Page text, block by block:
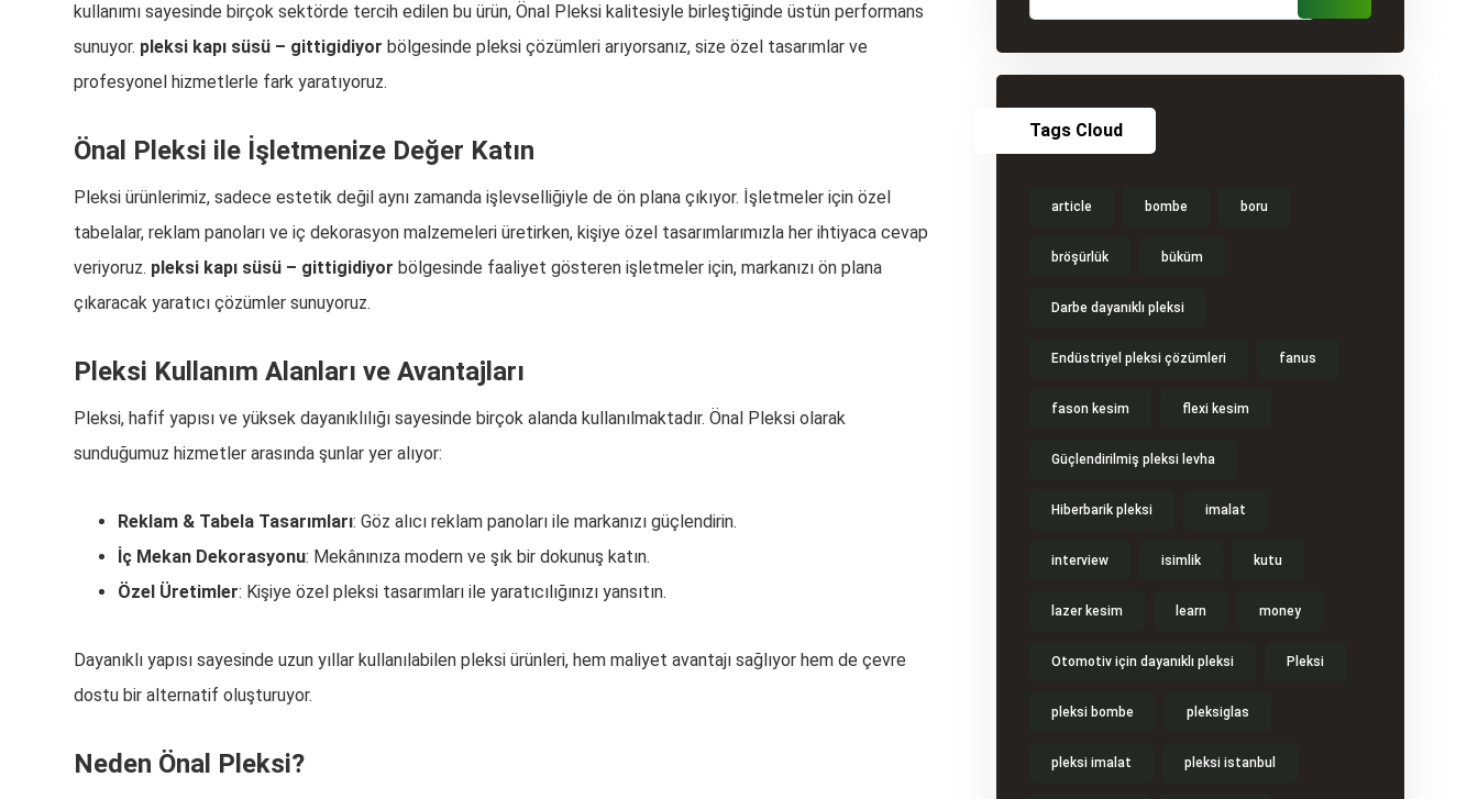
kullanımı sayesinde birçok sektörde tercih edilen bu ürün, Önal Pleksi kalitesiyle birleştiğinde üstün performans
sunuyor. pleksi kapı süsü – gittigidiyor bölgesinde pleksi çözümleri arıyorsanız, size özel tasarımlar ve
profesyonel hizmetlerle fark yaratıyoruz.
Önal Pleksi ile İşletmenize Değer Katın
Pleksi ürünlerimiz, sadece estetik değil aynı zamanda işlevselliğiyle de ön plana çıkıyor. İşletmeler için özel
tabelalar, reklam panoları ve iç dekorasyon malzemeleri üretirken, kişiye özel tasarımlarımızla her ihtiyaca cevap
veriyoruz. pleksi kapı süsü – gittigidiyor bölgesinde faaliyet gösteren işletmeler için, markanızı ön plana
çıkaracak yaratıcı çözümler sunuyoruz.
Pleksi Kullanım Alanları ve Avantajları
Pleksi, hafif yapısı ve yüksek dayanıklılığı sayesinde birçok alanda kullanılmaktadır. Önal Pleksi olarak
sunduğumuz hizmetler arasında şunlar yer alıyor:
Reklam & Tabela Tasarımları: Göz alıcı reklam panoları ile markanızı güçlendirin.
İç Mekan Dekorasyonu: Mekânınıza modern ve şık bir dokunuş katın.
Özel Üretimler: Kişiye özel pleksi tasarımları ile yaratıcılığınızı yansıtın.
Dayanıklı yapısı sayesinde uzun yıllar kullanılabilen pleksi ürünleri, hem maliyet avantajı sağlıyor hem de çevre
dostu bir alternatif oluşturuyor.
Neden Önal Pleksi?
Tags Cloud
article bombe boru
bröşürlük büküm
Darbe dayanıklı pleksi
Endüstriyel pleksi çözümleri fanus
fason kesim flexi kesim
Güçlendirilmiş pleksi levha
Hiberbarik pleksi imalat
interview isimlik kutu
lazer kesim learn money
Otomotiv için dayanıklı pleksi Pleksi
pleksi bombe pleksiglas
pleksi imalat pleksi istanbul